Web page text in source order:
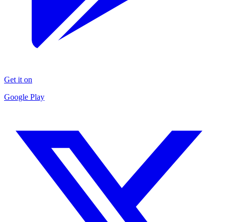
Get it on
Google Play